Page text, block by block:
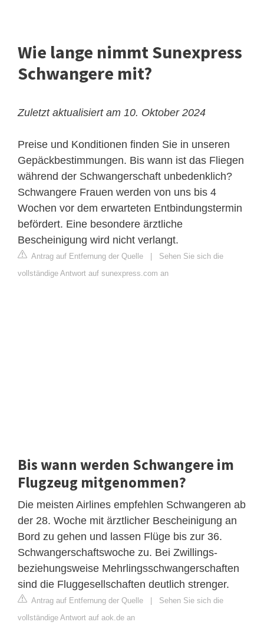
Wie lange nimmt Sunexpress
Schwangere mit?
Zuletzt aktualisiert am 10. Oktober 2024
Preise und Konditionen finden Sie in unseren
Gepäckbestimmungen. Bis wann ist das Fliegen
während der Schwangerschaft unbedenklich?
Schwangere Frauen werden von uns bis 4
Wochen vor dem erwarteten Entbindungstermin
befördert. Eine besondere ärztliche
Bescheinigung wird nicht verlangt.
Antrag auf Entfernung der Quelle
Sehen Sie sich die
vollständige Antwort auf sunexpress.com an
Bis wann werden Schwangere im
Flugzeug mitgenommen?
Die meisten Airlines empfehlen Schwangeren ab
der 28. Woche mit ärztlicher Bescheinigung an
Bord zu gehen und lassen Flüge bis zur 36.
Schwangerschaftswoche zu. Bei Zwillings-
beziehungsweise Mehrlingsschwangerschaften
sind die Fluggesellschaften deutlich strenger.
Antrag auf Entfernung der Quelle
Sehen Sie sich die
vollständige Antwort auf aok.de an